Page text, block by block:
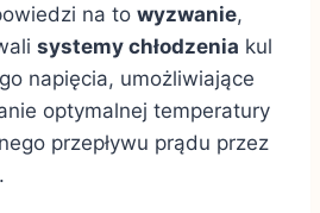
na to wyzwanie,
systemy chłodzenia kul
napięcia, umożliwiające
optymalnej temperatury
przepływu prądu przez